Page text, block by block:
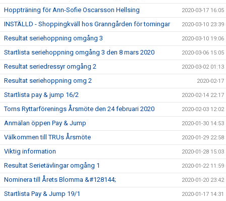
Hoppträning för Ann-Sofie Oscarsson Hellsing 2020-03-17 16:05
INSTÄLLD - Shoppingkväll hos Granngården för torningar 2020-03-10 23:39
Resultat seriehoppning omgång 3 2020-03-10 19:06
Startlista seriehoppning omgång 3 den 8 mars 2020 2020-03-06 15:05
Resultat seriedressyr omgång 2 2020-03-02 01:13
Resultat seriehoppning omg 2 2020-02-17
Startlista pay & jump 16/2 2020-02-14 22:17
Torns Ryttarförenings Årsmöte den 24 februari 2020 2020-02-03 12:02
Anmälan öppen Pay & Jump 2020-01-30 14:53
Välkommen till TRUs Årsmöte 2020-01-29 22:58
Viktig information 2020-01-28 15:03
Resultat Serietävlingar omgång 1 2020-01-22 11:59
Nominera till Årets Blomma &#128144; 2020-01-20 23:42
Startlista Pay & Jump 19/1 2020-01-17 14:31